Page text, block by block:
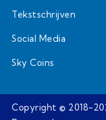
Tekstschrijven
Social Media
Sky Coins
Copyright © 2018-